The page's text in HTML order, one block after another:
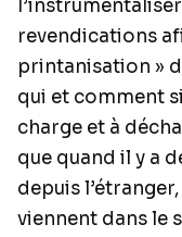
revendications
printanisation »
qui et comment
charge et à
que quand il y a
depuis
viennent dans le